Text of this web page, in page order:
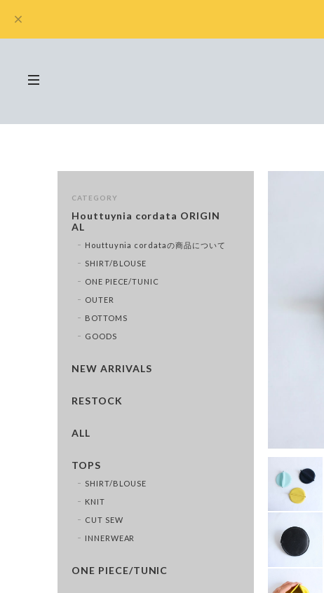
CATEGORY
Houttuynia cordata ORIGIN
AL
Houttuynia cordataの商品について
SHIRT/BLOUSE
ONE PIECE/TUNIC
OUTER
BOTTOMS
GOODS
NEW ARRIVALS
RESTOCK
ALL
TOPS
SHIRT/BLOUSE
KNIT
CUT SEW
INNERWEAR
ONE PIECE/TUNIC